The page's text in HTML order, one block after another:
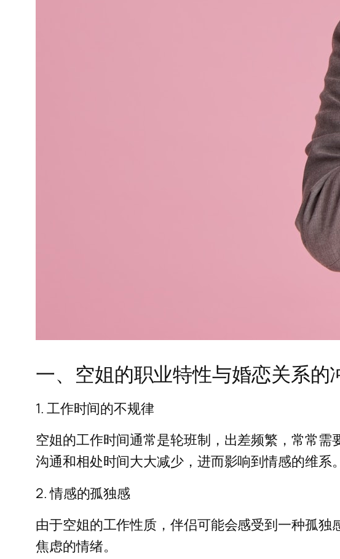
一、空姐的职业特性与婚恋关系的
1. 工作时间的不规律
空姐的工作时间通常是轮班制，出差频繁，常常
沟通和相处时间大大减少，进而影响到情感的维系。
2. 情感的孤独感
由于空姐的工作性质，伴侣可能会感受到一种孤
焦虑的情绪。